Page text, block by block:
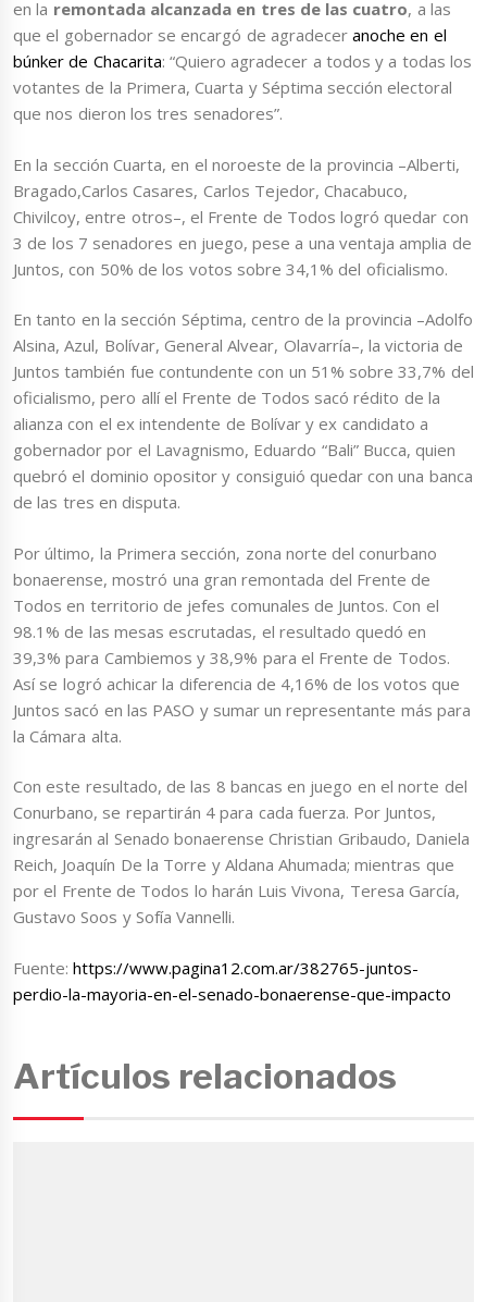
en la remontada alcanzada en tres de las cuatro, a las
que el gobernador se encargó de agradeceranoche en el
búnker de Chacarita: “Quiero agradecer a todos y a todas los
votantes de la Primera, Cuarta y Séptima sección electoral
que nos dieron los tres senadores”.
En la sección Cuarta, en el noroeste de la provincia –Alberti,
Bragado,Carlos Casares, Carlos Tejedor, Chacabuco,
Chivilcoy, entre otros–, el Frente de Todos logró quedar con
3 de los 7 senadores en juego, pese a una ventaja amplia de
Juntos, con 50% de los votos sobre 34,1% del oficialismo.
En tanto en la sección Séptima, centro de la provincia –Adolfo
Alsina, Azul, Bolívar, General Alvear, Olavarría–, la victoria de
Juntos también fue contundente con un 51% sobre 33,7% del
oficialismo, pero allí el Frente de Todos sacó rédito de la
alianza con el ex intendente de Bolívar y ex candidato a
gobernador por el Lavagnismo, Eduardo “Bali” Bucca, quien
quebró el dominio opositor y consiguió quedar con una banca
de las tres en disputa.
Por último, la Primera sección, zona norte del conurbano
bonaerense, mostró una gran remontada del Frente de
Todos en territorio de jefes comunales de Juntos. Con el
98.1% de las mesas escrutadas, el resultado quedó en
39,3% para Cambiemos y 38,9% para el Frente de Todos.
Así se logró achicar la diferencia de 4,16% de los votos que
Juntos sacó en las PASO y sumar un representante más para
la Cámara alta.
Con este resultado, de las 8 bancas en juego en el norte del
Conurbano, se repartirán 4 para cada fuerza. Por Juntos,
ingresarán al Senado bonaerense Christian Gribaudo, Daniela
Reich, Joaquín De la Torre y Aldana Ahumada; mientras que
por el Frente de Todos lo harán Luis Vivona, Teresa García,
Gustavo Soos y Sofía Vannelli.
Fuente:https://www.pagina12.com.ar/382765-juntos-
perdio-la-mayoria-en-el-senado-bonaerense-que-impacto
Artículos relacionados